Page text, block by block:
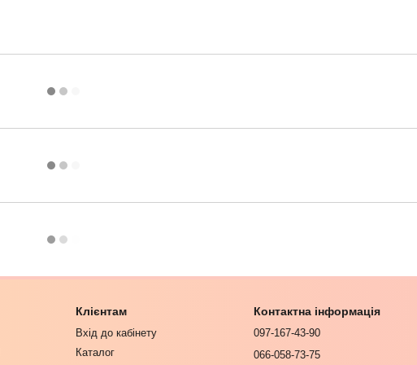
Клієнтам
Вхід до кабінету
Каталог
Контактна інформація
097-167-43-90
066-058-73-75